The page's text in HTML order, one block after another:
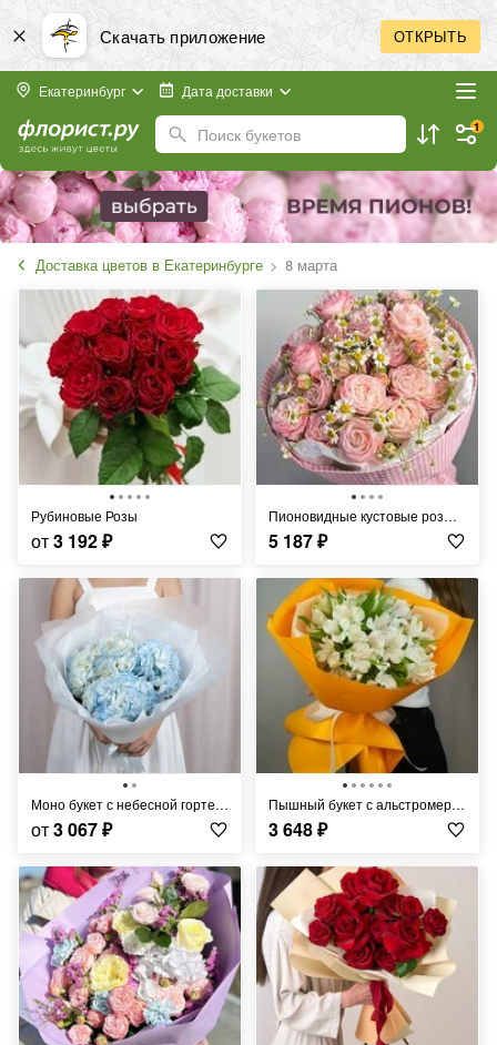
Скачать приложение ОТКРЫТЬ
Екатеринбург Дата доставки
Поиск букетов 1
Доставка цветов в Екатеринбурге 8 марта
Рубиновые Розы
от3 192₽
Пионовидные кустовые розы Бомбастик с ромашкой в стильной ткани в клеточку
5 187₽
Моно букет с небесной гортензией
от3 067₽
Пышный букет с альстромерией
3 648₽